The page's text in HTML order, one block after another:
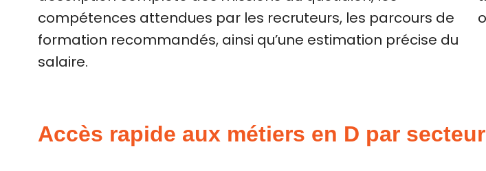
compétences attendues par les recruteurs, les parcours de
formation recommandés, ainsi qu’une estimation précise du
salaire.
Accès rapide aux métiers en D par secteur